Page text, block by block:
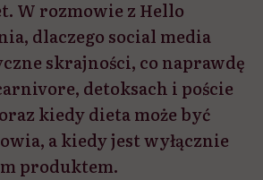
W rozmowie z Hello
dlaczego social media
skrajności, co naprawdę
detoksach i poście
kiedy dieta może być
a kiedy jest wyłącznie
produktem.